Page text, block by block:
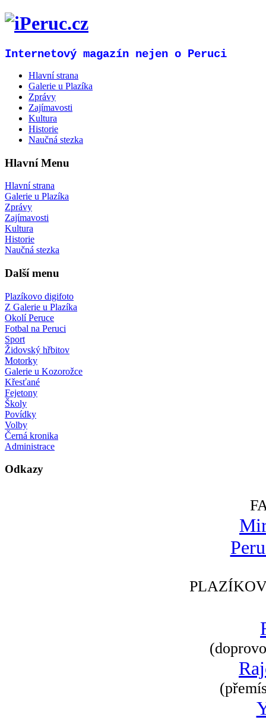
Internetový magazín nejen o Peruci
Hlavní strana
Galerie u Plazíka
Zprávy
Zajímavosti
Kultura
Historie
Naučná stezka
Hlavní Menu
Hlavní strana
Galerie u Plazíka
Zprávy
Zajímavosti
Kultura
Historie
Naučná stezka
Další menu
Plazíkovo digifoto
Z Galerie u Plazíka
Okolí Peruce
Fotbal na Peruci
Sport
Židovský hřbitov
Motorky
Galerie u Kozorožce
Křesťané
Fejetony
Školy
Povídky
Volby
Černá kronika
Administrace
Odkazy